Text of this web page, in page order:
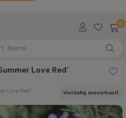
0
Love Red'
Love Red' Vorläufig ausverkauft